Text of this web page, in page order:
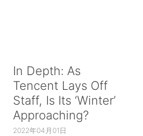
In Depth: As
Tencent Lays Off
Staff, Is Its ‘Winter’
Approaching?
2022年04月01日